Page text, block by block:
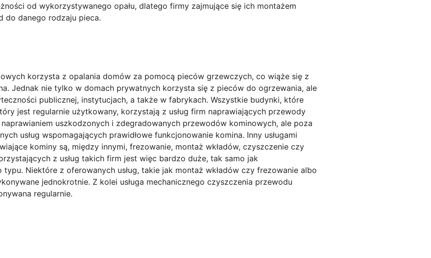
od wykorzystywanego opału, dlatego firmy zajmujące się ich montażem
do danego rodzaju pieca.
korzysta z opalania domów za pomocą pieców grzewczych, co wiąże się z
Jednak nie tylko w domach prywatnych korzysta się z pieców do ogrzewania, ale
publicznej, instytucjach, a także w fabrykach. Wszystkie budynki, które
jest regularnie użytkowany, korzystają z usług firm naprawiających przewody
uszkodzonych i zdegradowanych przewodów kominowych, ale poza
usług wspomagających prawidłowe funkcjonowanie komina. Inny usługami
kominy są, między innymi, frezowanie, montaż wkładów, czyszczenie czy
z usług takich firm jest więc bardzo duże, tak samo jak
typu. Niektóre z oferowanych usług, takie jak montaż wkładów czy frezowanie albo
jednokrotnie. Z kolei usługa mechanicznego czyszczenia przewodu
regularnie.